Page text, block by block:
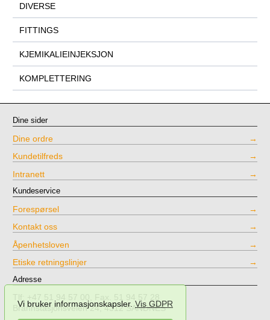
Vi bruker informasjonskapsler.Vis GDPR
DIVERSE
FITTINGS
KJEMIKALIEINJEKSJON
KOMPLETTERING
Dine sider
Dine ordre
Kundetilfreds
Intranett
Kundeservice
Forespørsel
Kontakt oss
Åpenhetsloven
Etiske retningslinjer
Adresse
Tlf: +47 51 94 57 00, Fax. 51 94 57 28
Brannstasjonsveien 24, 4312 SANDNES